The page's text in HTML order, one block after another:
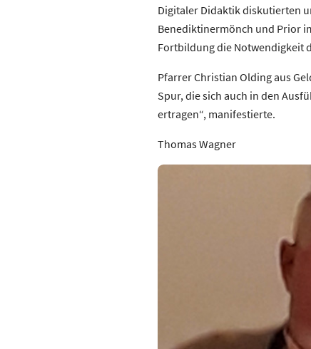
Digitaler Didaktik diskutierten
Benediktinermönch und Prior
Fortbildung die Notwendigkeit
Pfarrer Christian Olding aus
Spur, die sich auch in den
ertragen“, manifestierte.
Thomas Wagner